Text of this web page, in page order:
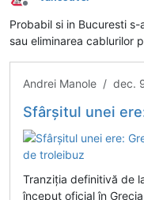
Deconectat
Probabil si in Bucuresti
sau eliminarea cablurilor
Andrei Manole / dec.
Sfârșitul unei ere: Grecia
Tranziția definitivă de
început oficial în